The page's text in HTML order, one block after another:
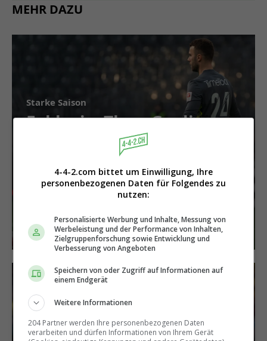
MEHR DAZU
Starke Saison
Exklusiv: Thun-Goalie
Niklas Steffen im
Visier der Schweizer
Nati4-4-2.com bittet um Einwilligung, Ihre
personenbezogenen Daten für Folgendes zu
nutzen:
Personalisierte Werbung und Inhalte, Messung von
Werbeleistung und der Performance von Inhalten,
Zielgruppenforschung sowie Entwicklung und
Verbesserung von Angeboten
Speichern von oder Zugriff auf Informationen auf
einem Endgerät
Weitere Informationen
204 Partner werden Ihre personenbezogenen Daten
verarbeiten und dürfen Informationen von Ihrem Gerät